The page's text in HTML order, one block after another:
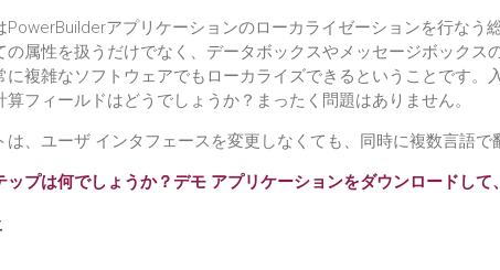
PowerBuilderアプリケーションのローカライゼーションを行なう
の属性を扱うだけでなく、データボックスやメッセージボックス
に複雑なソフトウェアでもローカライズできるということです。
算フィールドはどうでしょうか？まったく問題はありません。
は、ユーザ インタフェースを変更しなくても、同時に複数言語で
ップは何でしょうか？デモ アプリケーションをダウンロードして